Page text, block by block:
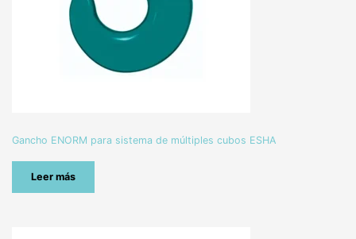
Gancho ENORM para sistema de múltiples cubos ESHA
Leer más